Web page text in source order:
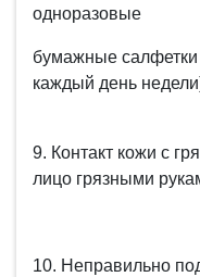
одноразовые
бумажные салфетки
каждый день
9. Контакт кожи с
лицо грязными
10. Неправильно